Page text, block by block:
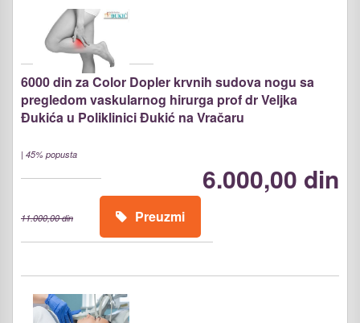
6000 din za Color Dopler krvnih sudova nogu sa
pregledom vaskularnog hirurga prof dr Veljka
Đukića u Poliklinici Đukić na Vračaru
| 45% popusta
6.000,00 din
11.000,00 din Preuzmi